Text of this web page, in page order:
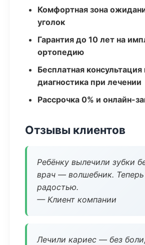
Комфортная зона
уголок
Гарантия до 10 лет на
ортопедию
Бесплатная консультация
диагностика при лечении
Рассрочка 0% и онлайн-
Отзывы клиентов
Ребёнку вылечили зубки
врач — волшебник.
радостью.
— Клиент компании
Лечили кариес — без